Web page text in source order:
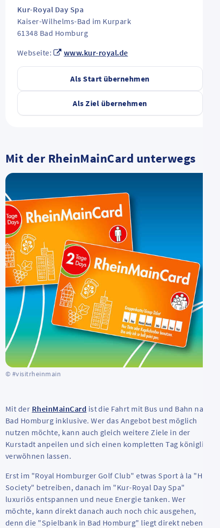
Als Start übernehmen
Als Ziel übernehmen
Kur-Royal Day Spa
Kaiser-Wilhelms-Bad im Kurpark
61348 Bad Homburg
Webseite:
www.kur-royal.de
Mit der RheinMainCard unterwegs
© #visitrheinmain
Mit der RheinMainCard ist die Fahrt mit Bus und Bahn nach
Bad Homburg inklusive. Wer das Angebot best möglich
nutzen möchte, kann auch gleich weitere Ziele in der
Kurstadt anpeilen und sich einen kompletten Tag königlich
verwöhnen lassen.
Erst im "Royal Homburger Golf Club" etwas Sport à la "High
Society" betreiben, danach im "Kur-Royal Day Spa"
luxuriös entspannen und neue Energie tanken. Wer
möchte, kann direkt danach auch noch chic ausgehen,
denn die "Spielbank in Bad Homburg" liegt direkt nebenan.